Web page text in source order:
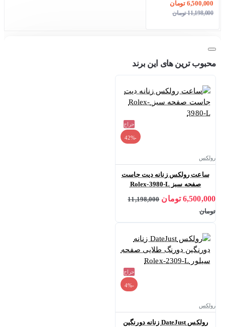
6,500,000 تومان
11,198,000 تومان
محبوب ترین های این برند
حراج
-42%
رولکس
ساعت رولکس زنانه دیت جاست
صفحه سبز Rolex-3980-L
6,500,000 تومان
11,198,000
تومان
حراج
-4%
رولکس
رولکس DateJust زنانه دورنگین